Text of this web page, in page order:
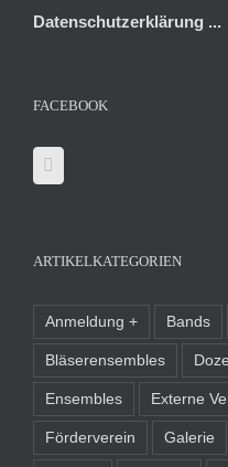
Datenschutzerklärung ...
FACEBOOK
ARTIKELKATEGORIEN
Anmeldung + Bands
Bläserensembles
Ensembles Externe
Förderverein Galerie